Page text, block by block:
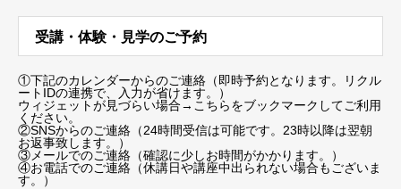
受講・体験・見学のご予約
①下記のカレンダーからのご連絡（即時予約となります。リクル
ートIDの連携で、入力が省けます。）
ウィジェットが見づらい場合→こちらをブックマーク してご利用
ください。
②SNSからのご連絡（24時間受信は可能です。23時以降は翌朝
お返事致します。）
③メールでのご連絡（確認に少しお時間がかかります。）
④お電話でのご連絡（休講日や講座中出られない場合もございま
す。）